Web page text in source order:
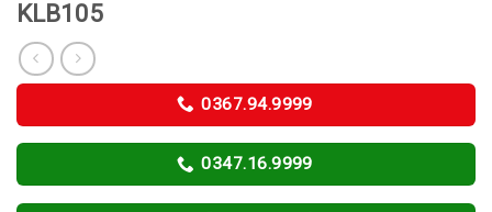
KLB105
0367.94.9999
0347.16.9999